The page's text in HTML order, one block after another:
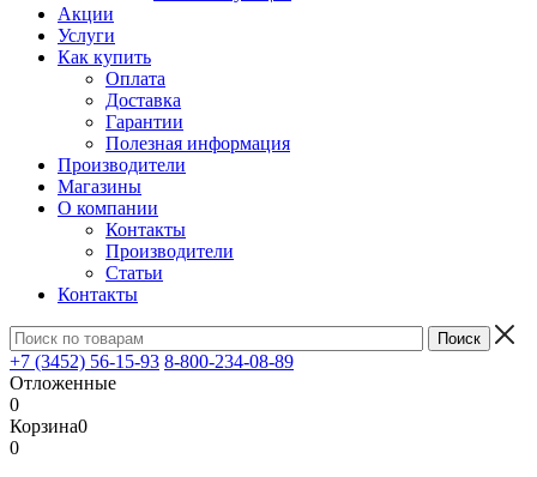
Акции
Услуги
Как купить
Оплата
Доставка
Гарантии
Полезная информация
Производители
Магазины
О компании
Контакты
Производители
Статьи
Контакты
+7 (3452) 56-15-93 8-800-234-08-89
Отложенные
0
Корзина0
0